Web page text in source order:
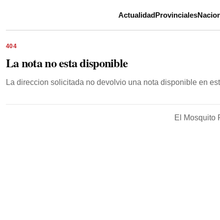
ActualidadProvinciales
404
La nota no esta disponible
La direccion solicitada no devolvio una nota disponible en
El Mosquito